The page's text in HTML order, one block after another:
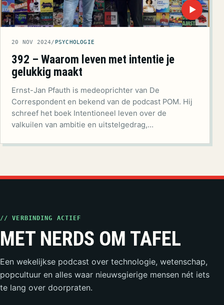
▶
20 NOV 2024/ PSYCHOLOGIE
392 – Waarom leven met intentie je
gelukkig maakt
Ernst-Jan Pfauth is medeoprichter van De
Correspondent en bekend van de podcast POM. Hij
schreef het boek Intentioneel leven over de
valkuilen van ambitie en uitstelgedrag,…
// VERBINDING ACTIEF
MET NERDS OM TAFEL
Een wekelijkse podcast over technologie, wetenschap,
popcultuur en alles waar nieuwsgierige mensen nét iets
te lang over doorpraten.